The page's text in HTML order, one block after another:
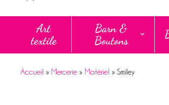
Art
textile
Barn &
Boutons
Accueil » Mercerie » Matériel » Smiley